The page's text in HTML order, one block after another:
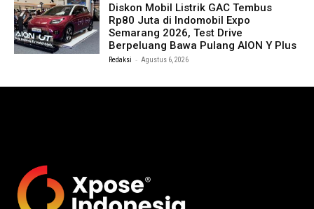
Diskon Mobil Listrik GAC Tembus
Rp80 Juta di Indomobil Expo
Semarang 2026, Test Drive
Berpeluang Bawa Pulang AION Y Plus
Redaksi - Agustus 6, 2026